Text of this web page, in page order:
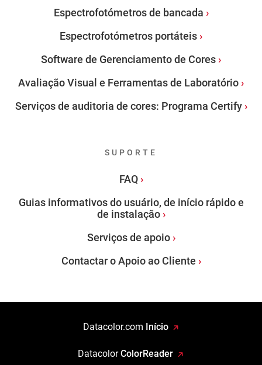
Espectrofotómetros de bancada
Espectrofotómetros portáteis
Software de Gerenciamento de Cores
Avaliação Visual e Ferramentas de Laboratório
Serviços de auditoria de cores: Programa Certify
SUPORTE
FAQ
Guias informativos do usuário, de início rápido e
de instalação
Serviços de apoio
Contactar o Apoio ao Cliente
Datacolor.com Início
DatacolorColorReader